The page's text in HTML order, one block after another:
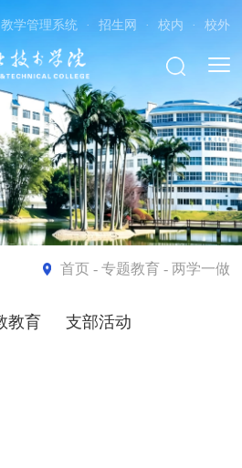
教学管理系统 · 招生网 · 校内 · 校外
首页- 专题教育 - 两学一做
教育 支部活动